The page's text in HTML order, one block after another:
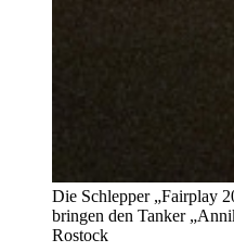
Die Schlepper „Fairplay
bringen den Tanker
Rostock